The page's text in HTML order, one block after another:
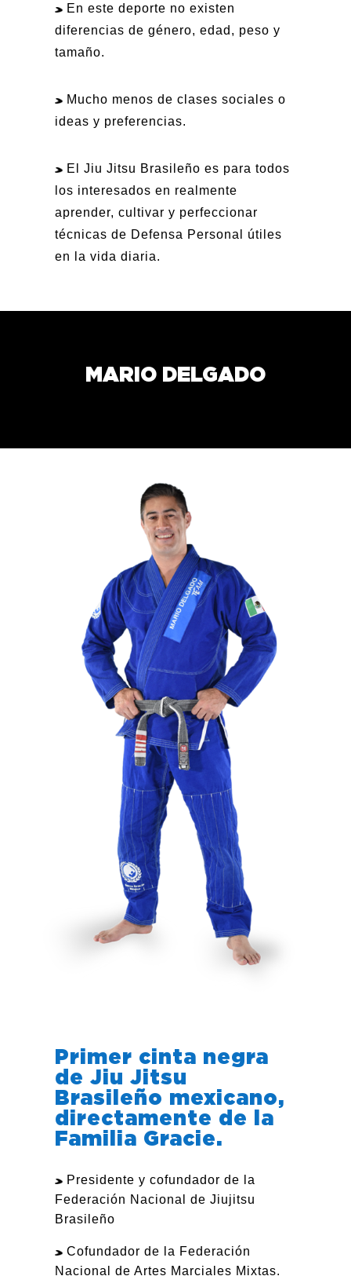
En este deporte no existen
diferencias de género, edad, peso y
tamaño.
Mucho menos de clases sociales o
ideas y preferencias.
El Jiu Jitsu Brasileño es para todos
los interesados en realmente
aprender, cultivar y perfeccionar
técnicas de Defensa Personal útiles
en la vida diaria.
MARIO DELGADO
Primer cinta negra
de Jiu Jitsu
Brasileño mexicano,
directamente de la
Familia Gracie.
Presidente y cofundador de la
Federación Nacional de Jiujitsu
Brasileño
Cofundador de la Federación
Nacional de Artes Marciales Mixtas.